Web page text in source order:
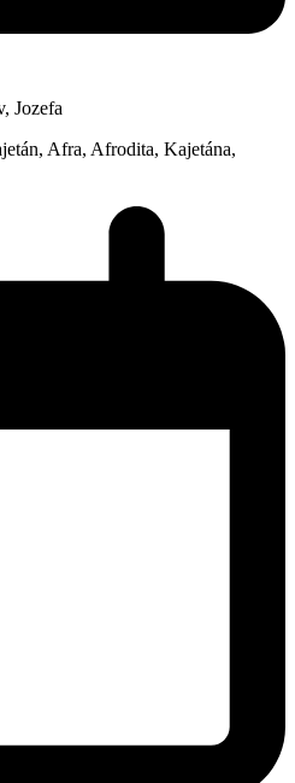
Jozefa
Afra, Afrodita, Kajetána,